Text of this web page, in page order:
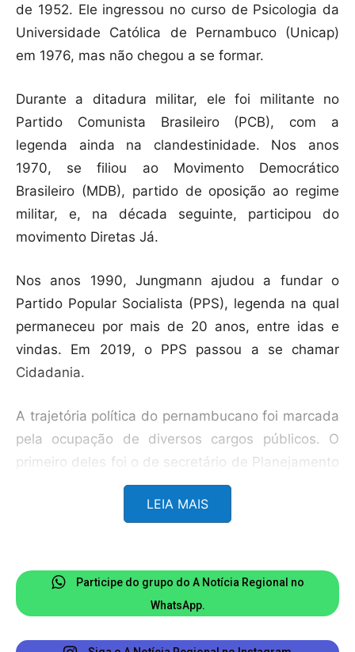
de 1952. Ele ingressou no curso de Psicologia da
Universidade Católica de Pernambuco (Unicap)
em 1976, mas não chegou a se formar.
Durante a ditadura militar, ele foi militante no
Partido Comunista Brasileiro (PCB), com a
legenda ainda na clandestinidade. Nos anos
1970, se filiou ao Movimento Democrático
Brasileiro (MDB), partido de oposição ao regime
militar, e, na década seguinte, participou do
movimento Diretas Já.
Nos anos 1990, Jungmann ajudou a fundar o
Partido Popular Socialista (PPS), legenda na qual
permaneceu por mais de 20 anos, entre idas e
vindas. Em 2019, o PPS passou a se chamar
Cidadania.
A trajetória política do pernambucano foi marcada
pela ocupação de diversos cargos públicos. O
primeiro deles foi o de secretário de Planejamento
de Pernambuco, entre 1990 e 1991. Ele também
presidiu o Instituto Brasileiro do Meio Ambiente e
Colonização e Reforma Agrária (Incra) entre 1996
e 1999.
Como ministro, Jungmann integrou os governos
LEIA MAIS
Participe do grupo do A Notícia Regional no
WhatsApp.